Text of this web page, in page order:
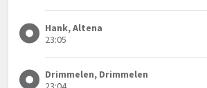
Hank, Altena
23:05
Drimmelen, Drimmelen